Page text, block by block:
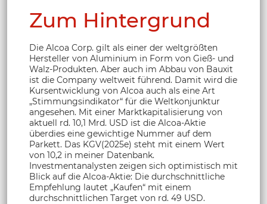
Zum Hintergrund
Die Alcoa Corp. gilt als einer der weltgrößten
Hersteller von Aluminium in Form von Gieß- und
Walz-Produkten. Aber auch im Abbau von Bauxit
ist die Company weltweit führend. Damit wird die
Kursentwicklung von Alcoa auch als eine Art
„Stimmungsindikator“ für die Weltkonjunktur
angesehen. Mit einer Marktkapitalisierung von
aktuell rd. 10,1 Mrd. USD ist die Alcoa-Aktie
überdies eine gewichtige Nummer auf dem
Parkett. Das KGV(2025e) steht mit einem Wert
von 10,2 in meiner Datenbank.
Investmentanalysten zeigen sich optimistisch mit
Blick auf die Alcoa-Aktie: Die durchschnittliche
Empfehlung lautet „Kaufen“ mit einem
durchschnittlichen Target von rd. 49 USD.